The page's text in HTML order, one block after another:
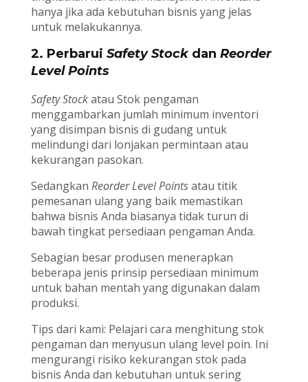
hanya jika ada kebutuhan bisnis yang jelas
untuk melakukannya.
2. Perbarui Safety Stockdan Reorder
Level Points
Safety Stockatau Stok pengaman
menggambarkan jumlah minimum inventori
yang disimpan bisnis di gudang untuk
melindungi dari lonjakan permintaan atau
kekurangan pasokan.
Sedangkan Reorder Level Pointsatau titik
pemesanan ulang yang baik memastikan
bahwa bisnis Anda biasanya tidak turun di
bawah tingkat persediaan pengaman Anda.
Sebagian besar produsen menerapkan
beberapa jenis prinsip persediaan minimum
untuk bahan mentah yang digunakan dalam
produksi.
Tips dari kami: Pelajari cara menghitung stok
pengaman dan menyusun ulang level poin. Ini
mengurangi risiko kekurangan stok pada
bisnis Anda dan kebutuhan untuk sering